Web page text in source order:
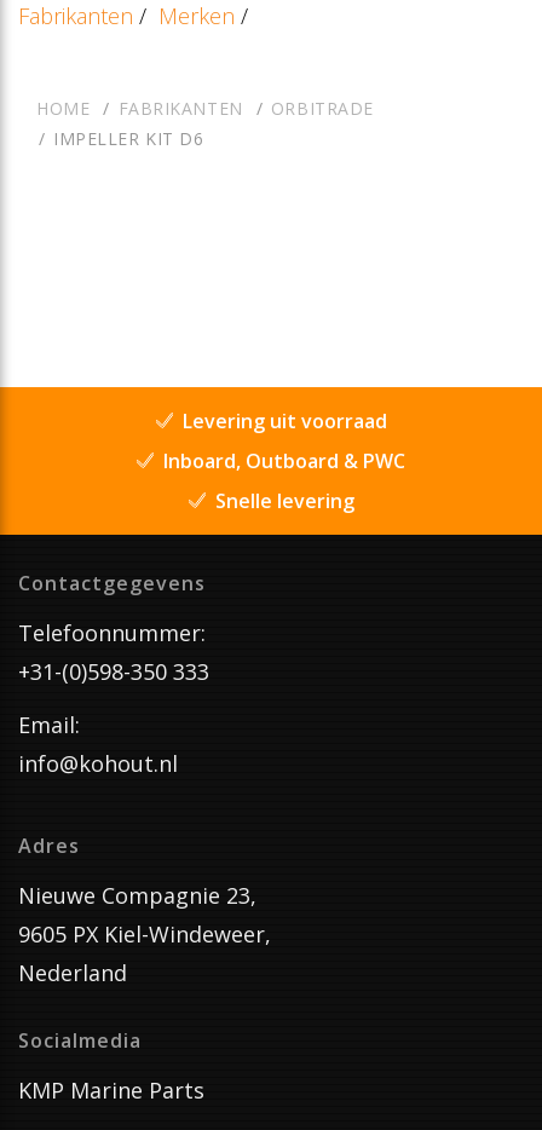
Fabrikanten / Merken /
HOME FABRIKANTEN
ORBITRADE
IMPELLER KIT D6
Levering uit voorraad
Inboard, Outboard & PWC
Snelle levering
Contactgegevens
Telefoonnummer:
+31-(0)598-350 333
Email:
info@kohout.nl
Adres
Nieuwe Compagnie 23,
9605 PX Kiel-Windeweer,
Nederland
Socialmedia
KMP Marine Parts